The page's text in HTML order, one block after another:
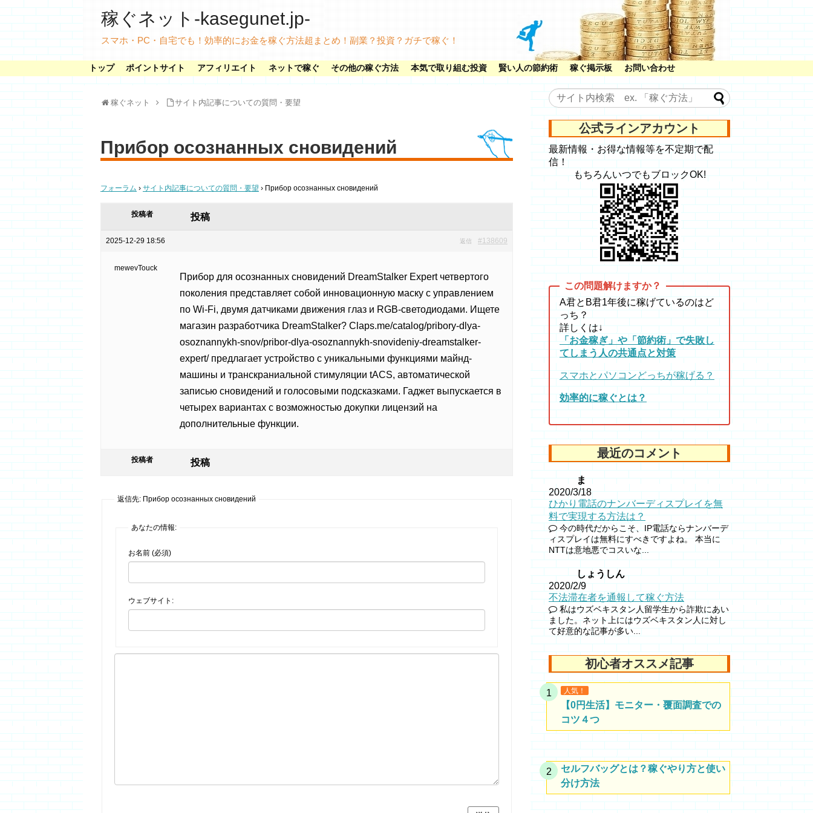
稼ぐネット-kasegunet.jp-
スマホ・PC・自宅でも！効率的にお金を稼ぐ方法超まとめ！副業？投資？ガチで稼ぐ！
トップ ポイントサイト アフィリエイト ネットで稼ぐ その他の稼ぐ方法 本気で取り組む投資 賢い人の節約術 稼ぐ掲示板 お問い合わせ
稼ぐネット サイト内記事についての質問・要望
Прибор осознанных сновидений
フォーラム › サイト内記事についての質問・要望 › Прибор осознанных сновидений
投稿者 投稿
2025-12-29 18:56 #138609
返信
mewevTouck
Прибор для осознанных сновидений DreamStalker Expert четвертого
поколения представляет собой инновационную маску с управлением
по Wi-Fi, двумя датчиками движения глаз и RGB-светодиодами. Ищете
магазин разработчика DreamStalker? Сlaps.me/catalog/pribory-dlya-
osoznannykh-snov/pribor-dlya-osoznannykh-snovideniy-dreamstalker-
expert/ предлагает устройство с уникальными функциями майнд-
машины и транскраниальной стимуляции tACS, автоматической
записью сновидений и голосовыми подсказками. Гаджет выпускается в
четырех вариантах с возможностью докупки лицензий на
дополнительные функции.
投稿者 投稿
返信先: Прибор осознанных сновидений
あなたの情報:
お名前 (必須)
ウェブサイト:
公式ラインアカウント
最新情報・お得な情報等を不定期で配
信！
もちろんいつでもブロックOK!
A君とB君1年後に稼げているのはど
っち？
詳しくは↓
「お金稼ぎ」や「節約術」で失敗し
てしまう人の共通点と対策
スマホとパソコンどっちが稼げる？
効率的に稼ぐとは？
最近のコメント
ま
2020/3/18
ひかり電話のナンバーディスプレイを無
料で実現する方法は？
今の時代だからこそ、IP電話ならナンバーデ
ィスプレイは無料にすべきですよね。 本当に
NTTは意地悪でコスいな...
しょうしん
2020/2/9
不法滞在者を通報して稼ぐ方法
私はウズベキスタン人留学生から詐欺にあい
ました。ネット上にはウズベキスタン人に対し
て好意的な記事が多い...
初心者オススメ記事
人気！
【0円生活】モニター・覆面調査での
コツ４つ
セルフバッグとは？稼ぐやり方と使い
分け方法